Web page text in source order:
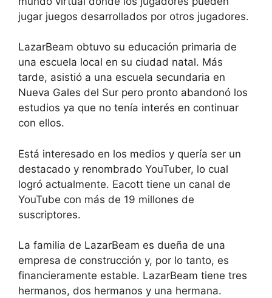
jugar juegos desarrollados por otros jugadores.
LazarBeam obtuvo su educación primaria de
una escuela local en su ciudad natal. Más
tarde, asistió a una escuela secundaria en
Nueva Gales del Sur pero pronto abandonó los
estudios ya que no tenía interés en continuar
con ellos.
Está interesado en los medios y quería ser un
destacado y renombrado YouTuber, lo cual
logró actualmente. Eacott tiene un canal de
YouTube con más de 19 millones de
suscriptores.
La familia de LazarBeam es dueña de una
empresa de construcción y, por lo tanto, es
financieramente estable. LazarBeam tiene tres
hermanos, dos hermanos y una hermana.